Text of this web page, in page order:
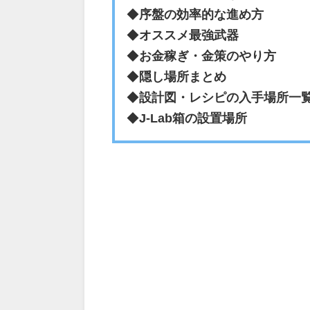
◆序盤の効率的な進め方
◆オススメ最強武器
◆お金稼ぎ・金策のやり方
◆隠し場所まとめ
◆設計図・レシピの入手場所一
◆J-Lab箱の設置場所